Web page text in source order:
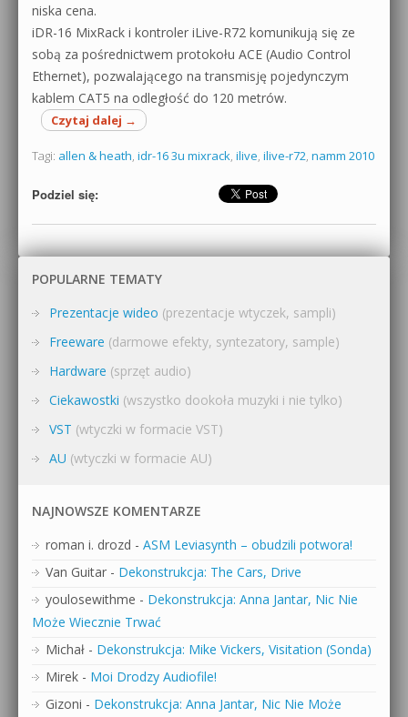
niska cena.
iDR-16 MixRack i kontroler iLive-R72 komunikują się ze
sobą za pośrednictwem protokołu ACE (Audio Control
Ethernet), pozwalającego na transmisję pojedynczym
kablem CAT5 na odległość do 120 metrów.
Czytaj dalej →
Tagi: allen & heath, idr-16 3u mixrack, ilive, ilive-r72, namm 2010
Podziel się:
POPULARNE TEMATY
Prezentacje wideo (prezentacje wtyczek, sampli)
Freeware (darmowe efekty, syntezatory, sample)
Hardware (sprzęt audio)
Ciekawostki (wszystko dookoła muzyki i nie tylko)
VST (wtyczki w formacie VST)
AU (wtyczki w formacie AU)
NAJNOWSZE KOMENTARZE
roman i. drozd - ASM Leviasynth – obudzili potwora!
Van Guitar - Dekonstrukcja: The Cars, Drive
youlosewithme - Dekonstrukcja: Anna Jantar, Nic Nie
Może Wiecznie Trwać
Michał - Dekonstrukcja: Mike Vickers, Visitation (Sonda)
Mirek - Moi Drodzy Audiofile!
Gizoni - Dekonstrukcja: Anna Jantar, Nic Nie Może